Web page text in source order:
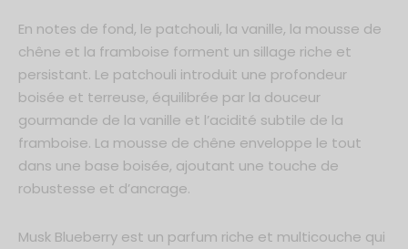
En notes de fond, le patchouli, la vanille, la mousse de
chêne et la framboise forment un sillage riche et
persistant. Le patchouli introduit une profondeur
boisée et terreuse, équilibrée par la douceur
gourmande de la vanille et l’acidité subtile de la
framboise. La mousse de chêne enveloppe le tout
dans une base boisée, ajoutant une touche de
robustesse et d’ancrage.
Musk Blueberry est un parfum riche et multicouche qui